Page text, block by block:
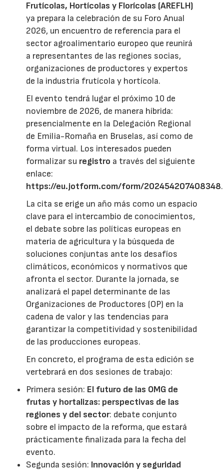
Frutícolas, Hortícolas y Florícolas (AREFLH)
ya prepara la celebración de su Foro Anual
2026, un encuentro de referencia para el
sector agroalimentario europeo que reunirá
a representantes de las regiones socias,
organizaciones de productores y expertos
de la industria frutícola y hortícola.
El evento tendrá lugar el próximo 10 de
noviembre de 2026, de manera híbrida:
presencialmente en la Delegación Regional
de Emilia-Romaña en Bruselas, así como de
forma virtual. Los interesados pueden
formalizar su registro a través del siguiente
enlace:
https://eu.jotform.com/form/202454207408348.
La cita se erige un año más como un espacio
clave para el intercambio de conocimientos,
el debate sobre las políticas europeas en
materia de agricultura y la búsqueda de
soluciones conjuntas ante los desafíos
climáticos, económicos y normativos que
afronta el sector. Durante la jornada, se
analizará el papel determinante de las
Organizaciones de Productores (OP) en la
cadena de valor y las tendencias para
garantizar la competitividad y sostenibilidad
de las producciones europeas.
En concreto, el programa de esta edición se
vertebrará en dos sesiones de trabajo:
Primera sesión: El futuro de las OMG de
frutas y hortalizas: perspectivas de las
regiones y del sector: debate conjunto
sobre el impacto de la reforma, que estará
prácticamente finalizada para la fecha del
evento.
Segunda sesión: Innovación y seguridad